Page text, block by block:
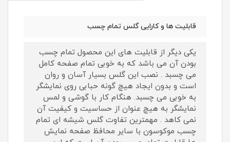
قابلیت ها و کارایی گلس تمام چسب
یکی دیگر از قابلیت های این محصول تمام چسب
بودن آن می باشد که به خوبی تمام صفحه کامل
می چسبد . نصب این گلس بسیار آسان و روان
است و بدون ایجاد هیچ گونه حبابی روی نمایشگر
به خوبی می چسبد. هنگام کار با گوشی و لمس
نمایشگر به هیچ عنوان از حساسیت و کیفیت آن
نمی کاهد . مهمترین تفاوت گلس شیشه ای تمام
چسب موکوسون با سایر محافظ صفحه نمایش